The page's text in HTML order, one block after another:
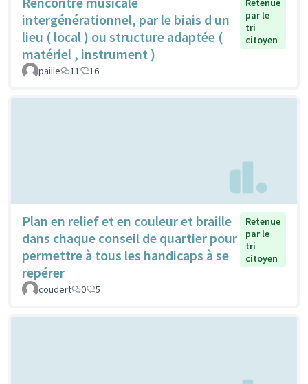
intergénérationnel, par le biais d un
lieu ( local ) ou structure adaptée (
matériel , instrument )
Retenue
par le
tri
citoyen
paille 11 16
Plan en relief et en couleur et braille
dans chaque conseil de quartier pour
permettre à tous les handicaps à se
repérer
Retenue
par le
tri
citoyen
coudert 0 5